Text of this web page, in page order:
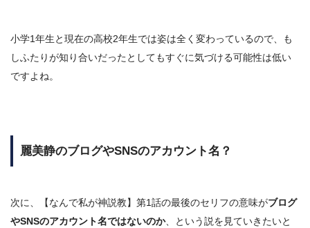
小学1年生と現在の高校2年生では姿は全く変わっているので、も
しふたりが知り合いだったとしてもすぐに気づける可能性は低い
ですよね。
麗美静のブログやSNSのアカウント名？
次に、【なんで私が神説教】第1話の最後のセリフの意味がブログ
やSNSのアカウント名ではないのか、という説を見ていきたいと